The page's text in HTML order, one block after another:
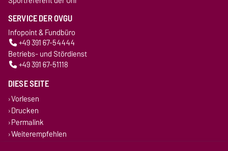
SERVICE DER OVGU
Infopoint & Fundbüro
+49 391 67-54444
Betriebs- und Stördienst
+49 391 67-51118
DIESE SEITE
Vorlesen
Drucken
Permalink
Weiterempfehlen